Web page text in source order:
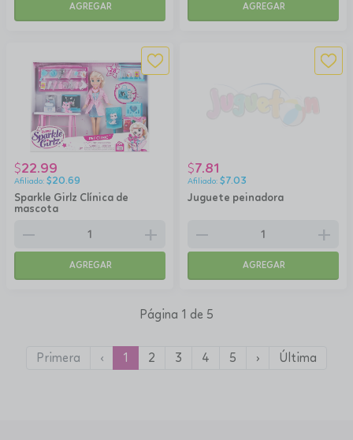
AGREGAR AGREGAR
Sparkle Girlz Clínica de
mascota
$22.99
$20.69
remove add
AGREGAR
Juguete peinadora
$7.81
$7.03
remove add
AGREGAR
Página 1 de 5
Primera ‹ 1 2 3 4 5 › Última